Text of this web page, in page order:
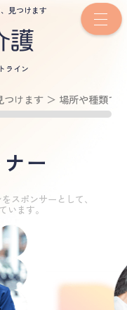
見つけます
ライン
つけます ＞ 場所や種類で
ー
スポンサーとして、
います。